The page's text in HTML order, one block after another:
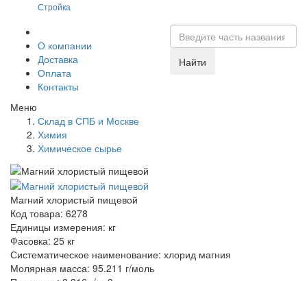
Стройка
О компании
Доставка
Оплата
Контакты
Найти
Меню
Склад в СПБ и Москве
Химия
Химическое сырье
Магний хлористый пищевой
Код товара: 6278
Единицы измерения: кг
Фасовка: 25 кг
Систематическое наименование: хлорид магния
Молярная масса: 95.211 г/моль